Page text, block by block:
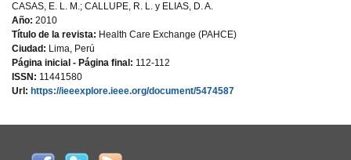
CASAS, E. L. M.; CALLUPE, R. L. y ELIAS, D. A.
Año: 2010
Título de la revista: Health Care Exchange (PAHCE)
Ciudad: Lima, Perú
Página inicial - Página final: 112-112
ISSN: 11441580
Url: https://ieeexplore.ieee.org/document/5474587